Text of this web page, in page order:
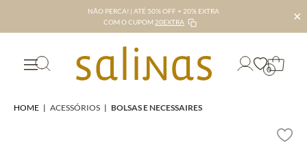
NÃO PERCA! | ATÉ 50% OFF + 20% EXTRA
COM O CUPOM 20EXTRA ✕
0
HOME | ACESSÓRIOS | BOLSAS E NECESSAIRES